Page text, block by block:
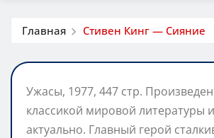
Главная Стивен Кинг — Сияние
Ужасы, 1977, 447 стр.
классикой мировой литературы
актуально. Главный герой